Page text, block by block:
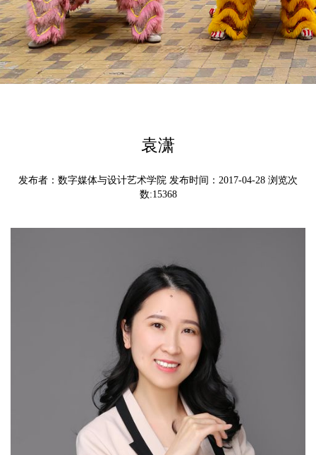
袁潇
发布者：数字媒体与设计艺术学院 发布时间：2017-04-28 浏览次
数:15368